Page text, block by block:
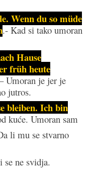
Wenn du so müde
.- Kad si tako umoran
Hause
früh heute
Umoran je jer je
jutros.
bleiben. Ich bin
kuće. Umoran sam
li mu se stvarno
se ne svidja.